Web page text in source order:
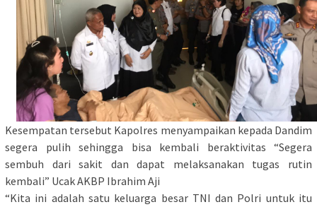
Kesempatan tersebut Kapolres menyampaikan kepada Dandim
segera pulih sehingga bisa kembali beraktivitas “Segera
sembuh dari sakit dan dapat melaksanakan tugas rutin
kembali” Ucak AKBP Ibrahim Aji
“Kita ini adalah satu keluarga besar TNI dan Polri untuk itu